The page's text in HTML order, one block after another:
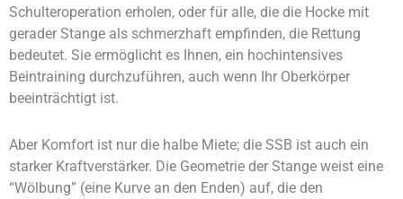
Schulteroperation erholen, oder für alle, die die Hocke mit
gerader Stange als schmerzhaft empfinden, die Rettung
bedeutet. Sie ermöglicht es Ihnen, ein hochintensives
Beintraining durchzuführen, auch wenn Ihr Oberkörper
beeinträchtigt ist.
Aber Komfort ist nur die halbe Miete; die SSB ist auch ein
starker Kraftverstärker. Die Geometrie der Stange weist eine
“Wölbung” (eine Kurve an den Enden) auf, die den